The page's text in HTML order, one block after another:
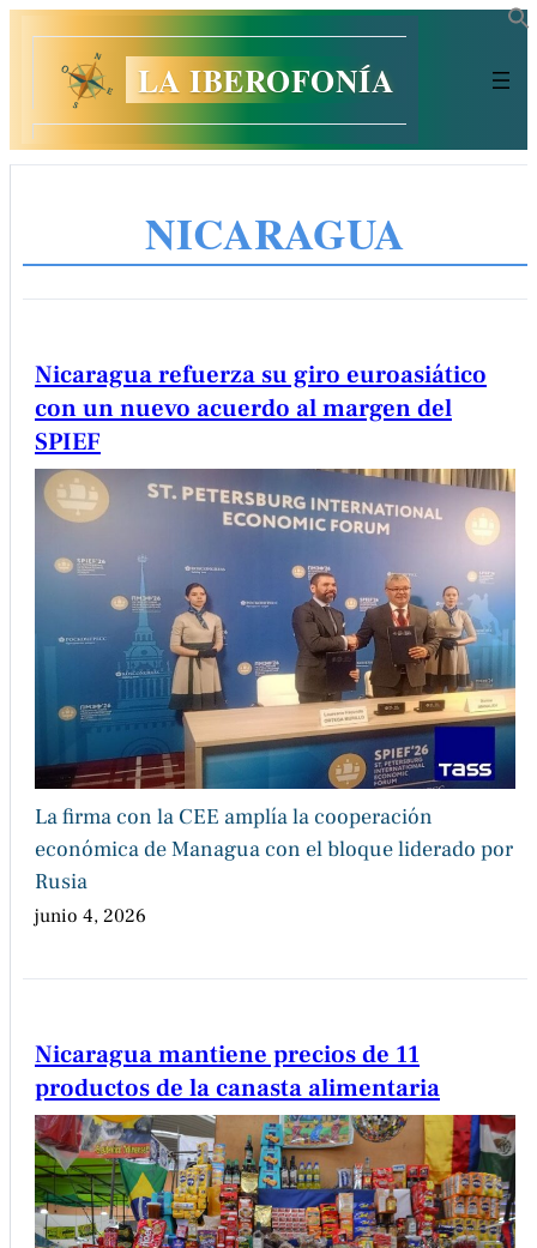
LA IBEROFONÍA
NICARAGUA
Nicaragua refuerza su giro euroasiático
con un nuevo acuerdo al margen del
SPIEF
La firma con la CEE amplía la cooperación
económica de Managua con el bloque liderado por
Rusia
junio 4, 2026
Nicaragua mantiene precios de 11
productos de la canasta alimentaria